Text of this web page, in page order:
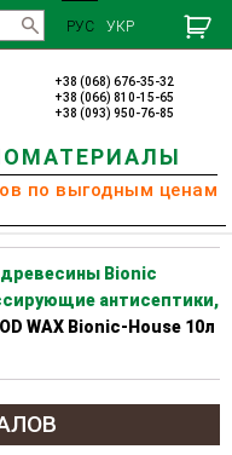
РУС УКР
+38 (068) 676-35-32
+38 (066) 810-15-65
+38 (093) 950-76-85
по выгодным ценам
Bionic
антисептики,
WAX Bionic-House 10л